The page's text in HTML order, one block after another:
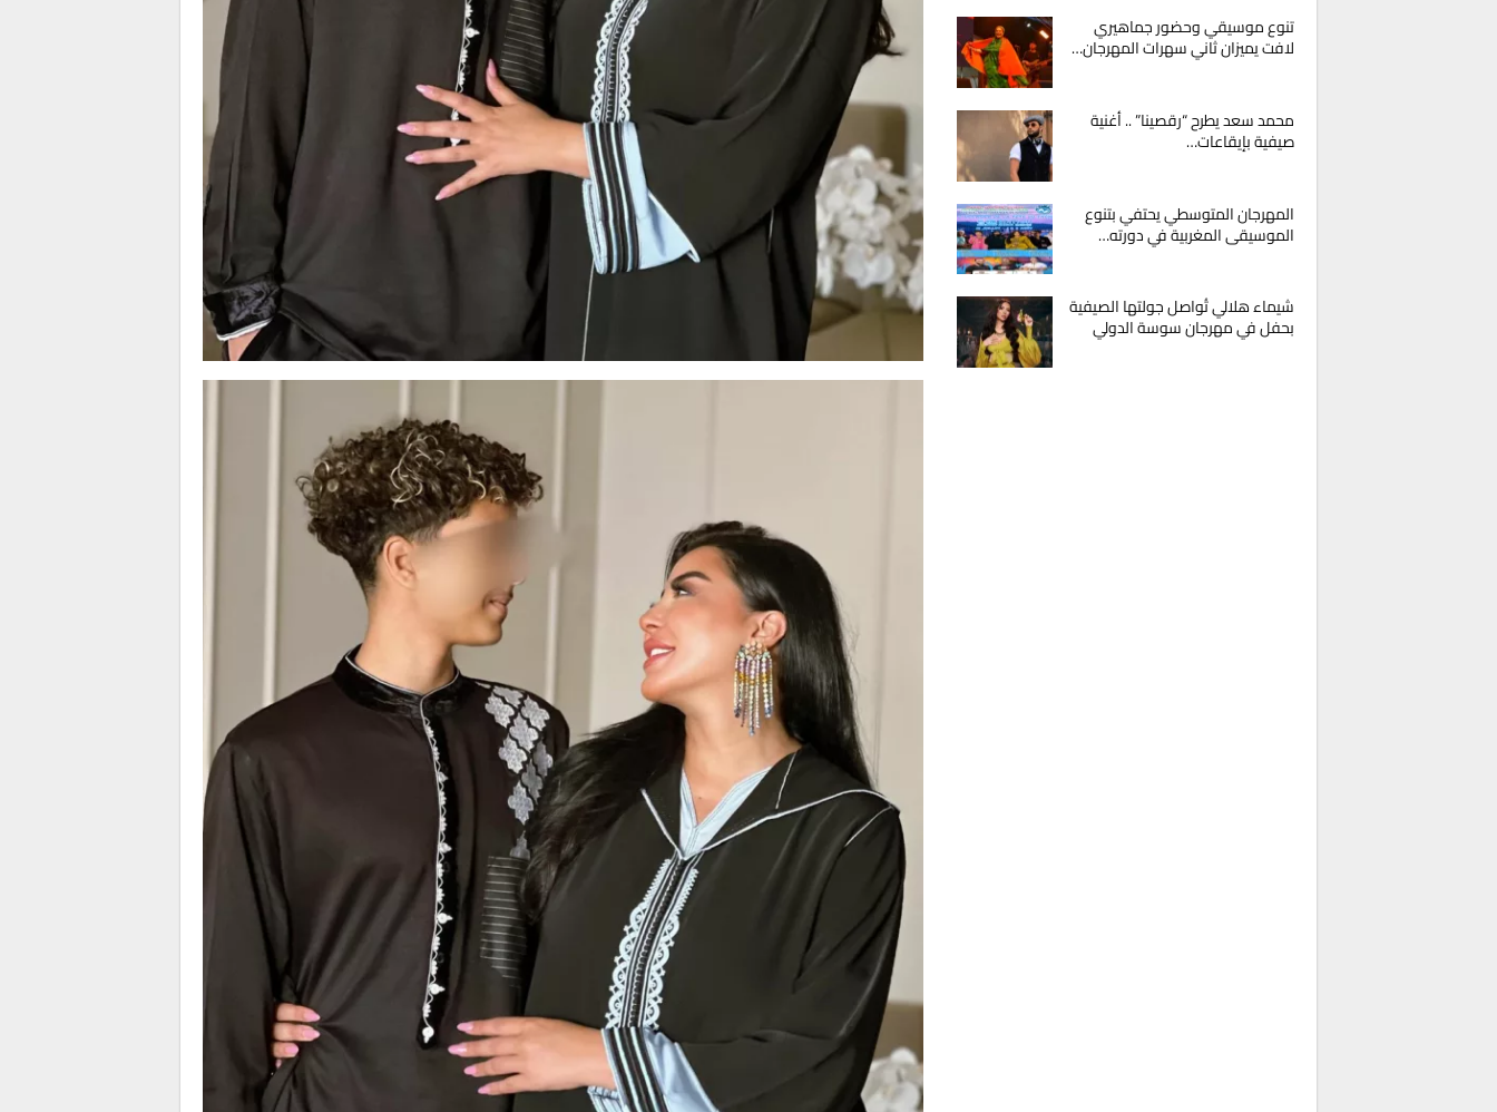
تنوع موسيقي وحضور جماهيري
لافت يميزان ثاني سهرات المهرجان…
محمد سعد يطرح “رقصينا” .. أغنية
صيفية بإيقاعات…
المهرجان المتوسطي يحتفي بتنوع
الموسيقى المغربية في دورته…
شيماء هلالي تُواصل جولتها الصيفية
بحفل في مهرجان سوسة الدولي